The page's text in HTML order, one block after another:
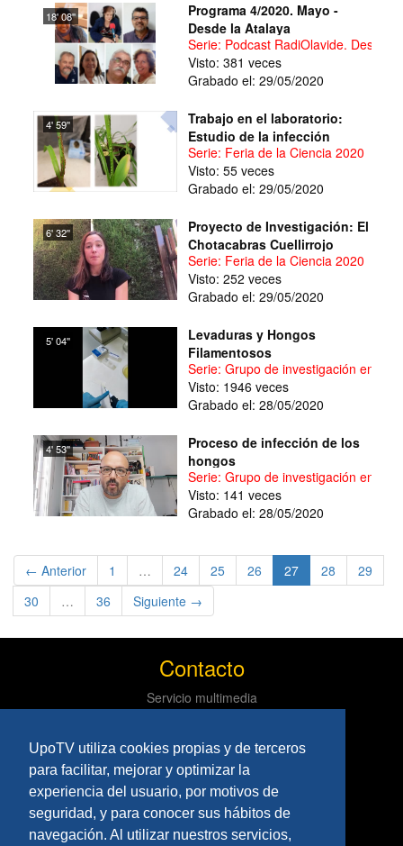
UpoTV utiliza cookies propias y de terceros
para facilitar, mejorar y optimizar la
experiencia del usuario, por motivos de
seguridad, y para conocer sus hábitos de
navegación. Al utilizar nuestros servicios,
18' 08''
Programa 4/2020. Mayo -
Desde la Atalaya
Serie: Podcast RadiOlavide. Desde
Visto: 381 veces
Grabado el: 29/05/2020
4' 59''
Trabajo en el laboratorio:
Estudio de la infección
Serie: Feria de la Ciencia 2020
Visto: 55 veces
Grabado el: 29/05/2020
6' 32''
Proyecto de Investigación: El
Chotacabras Cuellirrojo
Serie: Feria de la Ciencia 2020
Visto: 252 veces
Grabado el: 29/05/2020
5' 04''
Levaduras y Hongos
Filamentosos
Serie: Grupo de investigación en
Visto: 1946 veces
Grabado el: 28/05/2020
4' 53''
Proceso de infección de los
hongos
Serie: Grupo de investigación en
Visto: 141 veces
Grabado el: 28/05/2020
← Anterior 1 … 24 25 26 27(current)
28
29
30
… 36 Siguiente →
Contacto
Servicio multimedia
Políticas
Aviso Legal
Privacidad